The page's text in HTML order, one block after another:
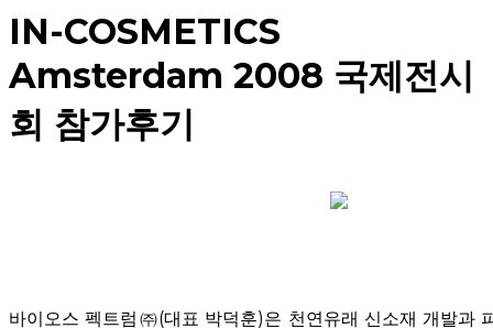
IN-COSMETICS
Amsterdam 2008 국제전시
회 참가후기
바이오스 펙트럼㈜(대표 박덕훈)은 천연유래 신소재 개발과